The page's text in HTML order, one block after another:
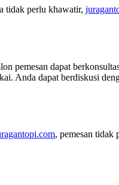
tidak perlu khawatir,
pemesan dapat
Anda dapat berdiskusi
, pemesan tidak